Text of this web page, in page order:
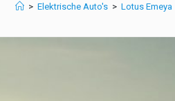
> Elektrische Auto's > Lotus Emeya